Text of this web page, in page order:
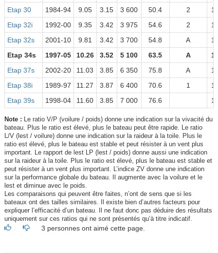
Etap 30
1984-94 9.05 3.15 3 600 50.4 2
Etap 32i
1992-00 9.35 3.42 3 975 54.6 2
Etap 32s
2001-10 9.81 3.42 3 700 54.8 A
Etap 34s
1997-05 10.26 3.52 5 100 63.5 A
Etap 37s
2002-20 11.03 3.85 6 350 75.8 A
Etap 38i
1989-97 11.27 3.87 6 400 70.6 1
Etap 39s
1998-04 11.60 3.85 7 000 76.6
Note : Le ratio V/P (voilure / poids) donne une indication sur la vivacité du
bateau. Plus le ratio est élevé, plus le bateau peut être rapide. Le ratio
L/V (lest / voilure) donne une indication sur la raideur à la toile. Plus le
ratio est élevé, plus le bateau est stable et peut résister à un vent plus
important. Le rapport de lest LP (lest / poids) donne aussi une indication
sur la raideur à la toile. Plus le ratio est élevé, plus le bateau est stable et
peut résister à un vent plus important. L’indice ZV donne une indication
sur la performance globale du bateau. Il augmente avec la voilure et le
lest et diminue avec le poids.
Les comparaisons qui peuvent être faites, n’ont de sens que si les
bateaux ont des tailles similaires. Il existe bien d’autres facteurs pour
expliquer l’efficacité d’un bateau. Il ne faut donc pas déduire des résultats
uniquement sur ces ratios qui ne sont présentés qu’à titre indicatif.
3 personnes ont aimé cette page.